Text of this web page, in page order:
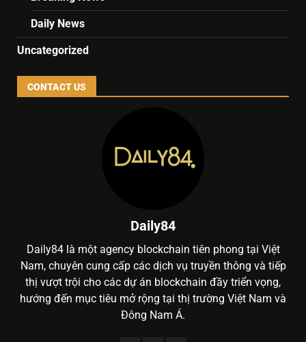
Daily News
Uncategorized
CONTACT US
Daily84
Daily84 là một agency blockchain tiên phong tại Việt
Nam, chuyên cung cấp các dịch vụ truyền thông và tiếp
thị vượt trội cho các dự án blockchain đầy triển vọng,
hướng đến mục tiêu mở rộng tại thị trường Việt Nam và
Đông Nam Á.